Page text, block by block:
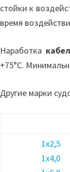
стойки к
время
Наработка
+75°С.
Другие марки
1х2,5
1х4,0